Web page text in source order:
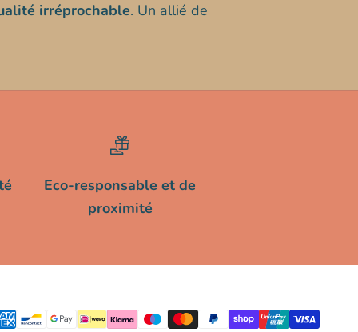
irréprochable. Un allié de
Eco-responsable et de
proximité